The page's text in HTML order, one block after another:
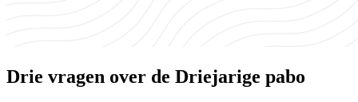
Drie vragen over de Driejarige pabo